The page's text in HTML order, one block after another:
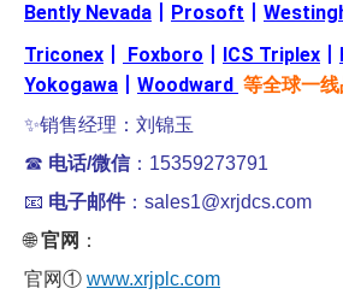
Bently Nevada
Prosoft
Triconex
Foxboro ICS Triplex
Yokogawa
Woodward 等全球一
✨销售经理：刘锦玉
☎ 电话/微信：15359273791
📧 电子邮件：sales1@xrjdcs.com
🌐官网 ：
官网① www.xrjplc.com